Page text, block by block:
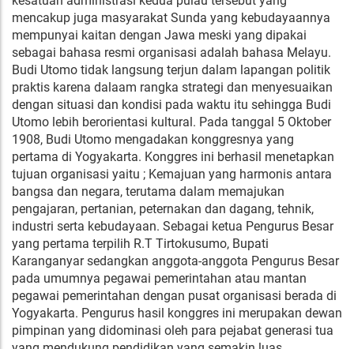
mencakup juga masyarakat Sunda yang kebudayaannya
mempunyai kaitan dengan Jawa meski yang dipakai
sebagai bahasa resmi organisasi adalah bahasa Melayu.
Budi Utomo tidak langsung terjun dalam lapangan politik
praktis karena dalaam rangka strategi dan menyesuaikan
dengan situasi dan kondisi pada waktu itu sehingga Budi
Utomo lebih berorientasi kultural. Pada tanggal 5 Oktober
1908, Budi Utomo mengadakan konggresnya yang
pertama di Yogyakarta. Konggres ini berhasil menetapkan
tujuan organisasi yaitu ; Kemajuan yang harmonis antara
bangsa dan negara, terutama dalam memajukan
pengajaran, pertanian, peternakan dan dagang, tehnik,
industri serta kebudayaan. Sebagai ketua Pengurus Besar
yang pertama terpilih R.T Tirtokusumo, Bupati
Karanganyar sedangkan anggota-anggota Pengurus Besar
pada umumnya pegawai pemerintahan atau mantan
pegawai pemerintahan dengan pusat organisasi berada di
Yogyakarta. Pengurus hasil konggres ini merupakan dewan
pimpinan yang didominasi oleh para pejabat generasi tua